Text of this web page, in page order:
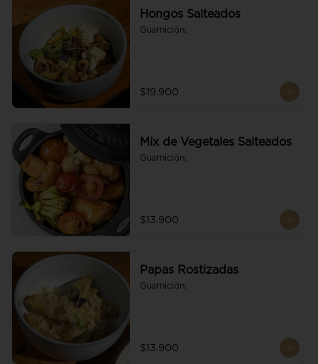
Hongos Salteados
Guarnición.
$19.900
Mix de Vegetales Salteados
Guarnición.
$13.900
Papas Rostizadas
Guarnición.
$13.900